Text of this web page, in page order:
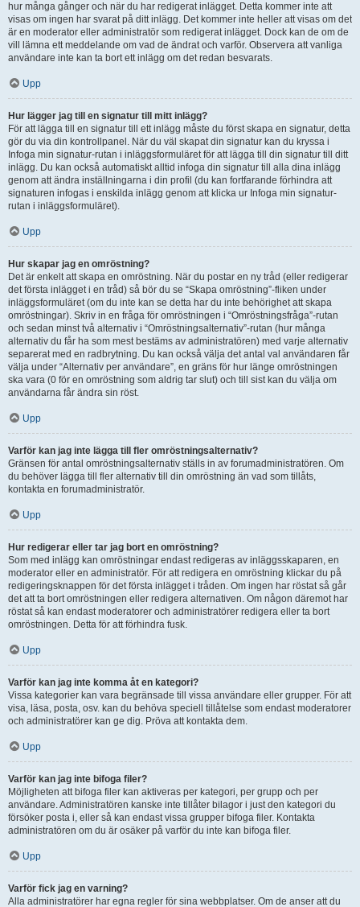
hur många gånger och när du har redigerat inlägget. Detta kommer inte att
visas om ingen har svarat på ditt inlägg. Det kommer inte heller att visas om det
är en moderator eller administratör som redigerat inlägget. Dock kan de om de
vill lämna ett meddelande om vad de ändrat och varför. Observera att vanliga
användare inte kan ta bort ett inlägg om det redan besvarats.
Upp
Hur lägger jag till en signatur till mitt inlägg?
För att lägga till en signatur till ett inlägg måste du först skapa en signatur, detta
gör du via din kontrollpanel. När du väl skapat din signatur kan du kryssa i
Infoga min signatur-rutan i inläggsformuläret för att lägga till din signatur till ditt
inlägg. Du kan också automatiskt alltid infoga din signatur till alla dina inlägg
genom att ändra inställningarna i din profil (du kan fortfarande förhindra att
signaturen infogas i enskilda inlägg genom att klicka ur Infoga min signatur-
rutan i inläggsformuläret).
Upp
Hur skapar jag en omröstning?
Det är enkelt att skapa en omröstning. När du postar en ny tråd (eller redigerar
det första inlägget i en tråd) så bör du se “Skapa omröstning”-fliken under
inläggsformuläret (om du inte kan se detta har du inte behörighet att skapa
omröstningar). Skriv in en fråga för omröstningen i “Omröstningsfråga”-rutan
och sedan minst två alternativ i “Omröstningsalternativ”-rutan (hur många
alternativ du får ha som mest bestäms av administratören) med varje alternativ
separerat med en radbrytning. Du kan också välja det antal val användaren får
välja under “Alternativ per användare”, en gräns för hur länge omröstningen
ska vara (0 för en omröstning som aldrig tar slut) och till sist kan du välja om
användarna får ändra sin röst.
Upp
Varför kan jag inte lägga till fler omröstningsalternativ?
Gränsen för antal omröstningsalternativ ställs in av forumadministratören. Om
du behöver lägga till fler alternativ till din omröstning än vad som tillåts,
kontakta en forumadministratör.
Upp
Hur redigerar eller tar jag bort en omröstning?
Som med inlägg kan omröstningar endast redigeras av inläggsskaparen, en
moderator eller en administratör. För att redigera en omröstning klickar du på
redigeringsknappen för det första inlägget i tråden. Om ingen har röstat så går
det att ta bort omröstningen eller redigera alternativen. Om någon däremot har
röstat så kan endast moderatorer och administratörer redigera eller ta bort
omröstningen. Detta för att förhindra fusk.
Upp
Varför kan jag inte komma åt en kategori?
Vissa kategorier kan vara begränsade till vissa användare eller grupper. För att
visa, läsa, posta, osv. kan du behöva speciell tillåtelse som endast moderatorer
och administratörer kan ge dig. Pröva att kontakta dem.
Upp
Varför kan jag inte bifoga filer?
Möjligheten att bifoga filer kan aktiveras per kategori, per grupp och per
användare. Administratören kanske inte tillåter bilagor i just den kategori du
försöker posta i, eller så kan endast vissa grupper bifoga filer. Kontakta
administratören om du är osäker på varför du inte kan bifoga filer.
Upp
Varför fick jag en varning?
Alla administratörer har egna regler för sina webbplatser. Om de anser att du